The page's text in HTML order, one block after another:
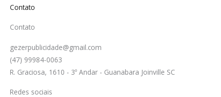
Contato
Contato
gezerpublicidade@gmail.com
(47) 99984-0063
R. Graciosa, 1610 - 3º Andar - Guanabara Joinville SC
Redes sociais